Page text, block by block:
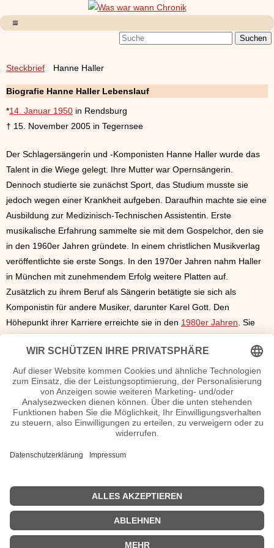
Steckbrief Hanne Haller
Biografie Hanne Haller Lebenslauf
*14. Januar 1950 in Rendsburg
† 15. November 2005 in Tegernsee
Der Schlagersängerin und -Komponisten Hanne Haller wurde das
Talent in die Wiege gelegt. Ihre Mutter war Opernsängerin.
Dennoch studierte sie zunächst Sport, das Studium musste sie
jedoch wegen einer Krankheit aufgeben. Daraufhin machte sie eine
Ausbildung zur Medizinisch-Technischen Assistentin. Erste
musikalische Erfahrung sammelte sie mit dem Gospelchor, den sie
in den 1960er Jahren gründete. In einem christlichen Musikverlag
veröffentlichte sie erste Songs. In den 1970er Jahren nahm Haller
in München mit zunehmendem Erfolg weitere Platten auf.
Zusätzlich zu ihrem Beruf als Sängerin betätigte sie sich als
Komponistin für andere Musiker, darunter Karel Gott. Den
Höhepunkt ihrer Karriere erreichte sie in den 1980er Jahren. Sie
Interpreten produzierte. Für die Band Wind komponierte sie das
Lied "Für alle", das 1985 beim Eurovision Song Contest den
zweiten Platz belegte. In den 1990er Jahren erkrankte Haller an
Brustkrebs, der Krankheit erlag sie im November 2005.
Hanne Haller Wiki, Herkunft, Geburtstag, verheiratet, Kinder
etc.
Wikipedia Seite
Sendungen mit Hanne Haller Filme
n.n.v.